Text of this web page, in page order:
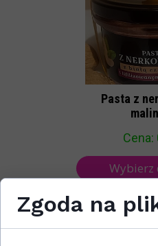
Pasta z
Cena:
Wybierz
Zgoda na